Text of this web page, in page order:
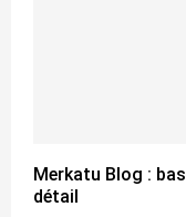
Merkatu Blog :
détail